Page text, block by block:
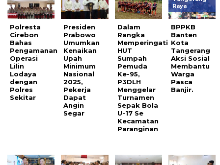
Polresta
Cirebon
Bahas
Pengamanan
Operasi
Lilin
Lodaya
dengan
Polres
Sekitar
Presiden
Prabowo
Umumkan
Kenaikan
Upah
Minimum
Nasional
2025,
Pekerja
Dapat
Angin
Segar
Dalam
Rangka
Memperingati
HUT
Sumpah
Pemuda
Ke-95,
P3DLH
Menggelar
Turnamen
Sepak Bola
U-17 Se
Kecamatan
Paranginan
Raya
BPPKB
Banten
Kota
Tangerang
Aksi Sosial
Membantu
Warga
Pasca
Banjir.